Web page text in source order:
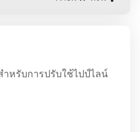
หรับการปรับใช้ไปป์ไลน์